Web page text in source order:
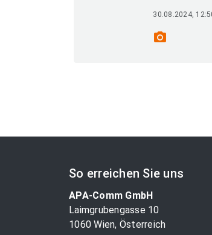
30.08.2024,
photo_camera
So erreichen Sie uns
APA-Comm GmbH
Laimgrubengasse 10
1060 Wien, Österreich